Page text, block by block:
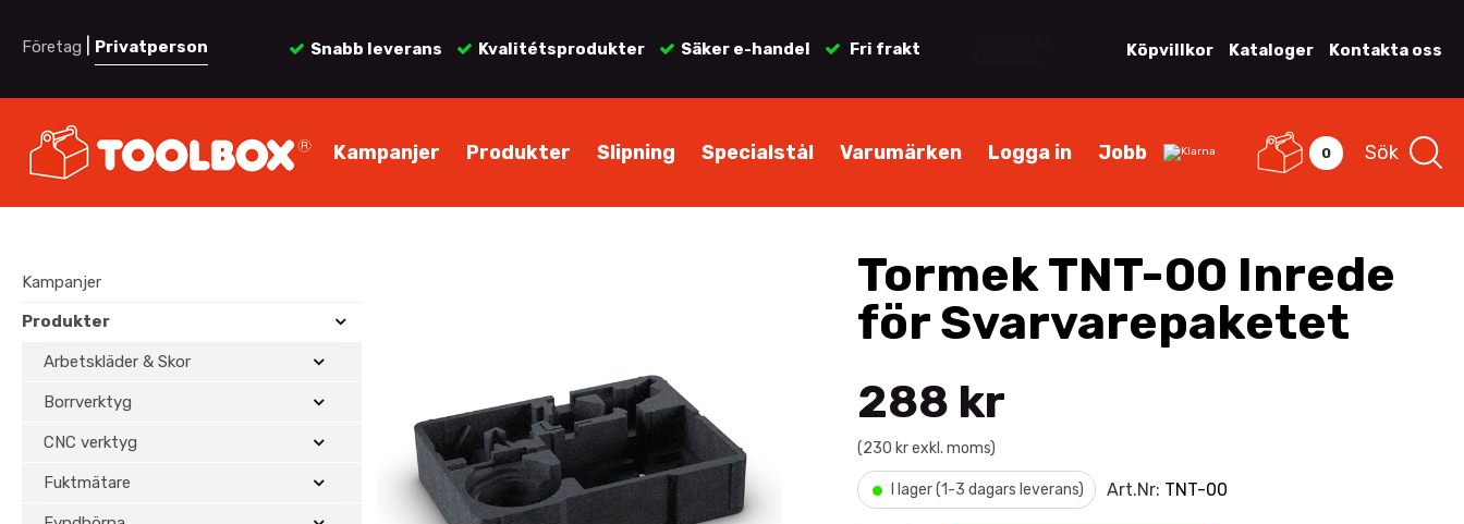
Företag Privatperson Snabb leverans Kvalitétsprodukter Säker e-handel Fri frakt Köpvillkor Kataloger Kontakta oss
Kampanjer Produkter Slipning Specialstål Varumärken Logga in Jobb 0 Sök
Kampanjer
Produkter
Arbetskläder & Skor
Borrverktyg
CNC verktyg
Fuktmätare
Tormek TNT-00 Inrede
för Svarvarepaketet
288 kr
(230 kr exkl. moms)
• I lager (1-3 dagars leverans) Art.Nr: TNT-00